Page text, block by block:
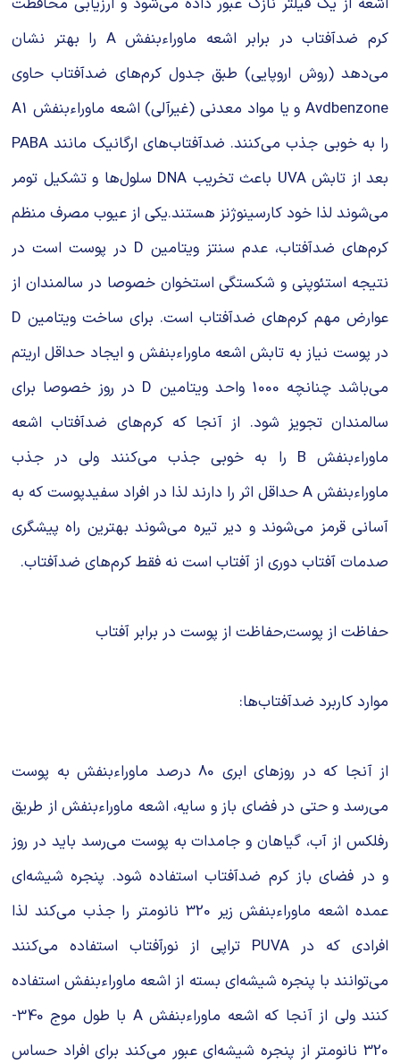
کرم ضدآفتاب در برابر اشعه ماوراءبنفش A را بهتر نشان
می‌دهد (روش اروپایی) طبق جدول کرم‌های ضدآفتاب حاوی
Avdbenzone و یا مواد معدنی (غیرآلی) اشعه ماوراءبنفش A1
را به خوبی جذب می‌کنند. ضدآفتاب‌های ارگانیک مانند PABA
بعد از تابش UVA باعث تخریب DNA سلول‌ها و تشکیل تومر
می‌شوند لذا خود کارسینوژنز هستند.یکی از عیوب مصرف منظم
کرم‌های ضدآفتاب، عدم سنتز ویتامین D در پوست است در
نتیجه استئوپنی و شکستگی استخوان خصوصا در سالمندان از
عوارض مهم کرم‌های ضدآفتاب است. برای ساخت ویتامین D
در پوست نیاز به تابش اشعه ماوراءبنفش و ایجاد حداقل اریتم
می‌باشد چنانچه 1000 واحد ویتامین D در روز خصوصا برای
سالمندان تجویز شود. از آنجا که کرم‌های ضدآفتاب اشعه
ماوراءبنفش B را به خوبی جذب می‌کنند ولی در جذب
ماوراءبنفش A حداقل اثر را دارند لذا در افراد سفیدپوست که به
آسانی قرمز می‌شوند و دیر تیره می‌شوند بهترین راه پیشگری
صدمات آفتاب دوری از آفتاب است نه فقط کرم‌های ضدآفتاب.
حفاظت از پوست,حفاظت از پوست در برابر آفتاب
موارد کاربرد ضدآفتاب‌ها:
از آنجا که در روزهای ابری 80 درصد ماوراءبنفش به پوست
می‌رسد و حتی در فضای باز و سایه، اشعه ماوراءبنفش از طریق
رفلکس از آب، گیاهان و جامدات به پوست می‌رسد باید در روز
و در فضای باز کرم ضدآفتاب استفاده شود. پنجره شیشه‌ای
عمده اشعه‌ ماوراءبنفش زیر 320 نانومتر را جذب می‌کند لذا
افرادی که در PUVA تراپی از نورآفتاب استفاده می‌کنند
می‌توانند با پنجره شیشه‌ای بسته از اشعه ماوراءبنفش استفاده
کنند ولی از آنجا که اشعه ماوراءبنفش A با طول موج 340-
320 نانومتر از پنجره شیشه‌ای عبور می‌‌کند برای افراد حساس